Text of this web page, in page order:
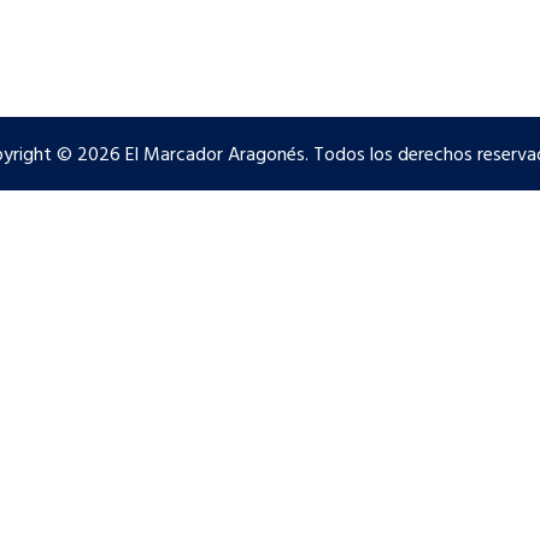
© 2026 El Marcador Aragonés. Todos los derechos